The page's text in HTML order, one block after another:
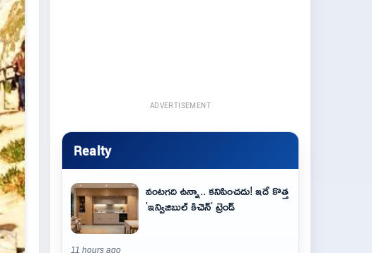
ADVERTISEMENT
Realty
వంటగది ఉన్నా.. కనిపించదు! ఇదే కొత్త
'ఇన్విజిబుల్ కిచెన్' ట్రెండ్
11 hours ago